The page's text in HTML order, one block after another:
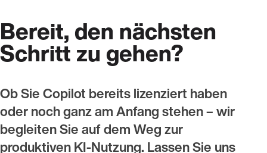
Bereit, den nächsten
Schritt zu gehen?
Ob Sie Copilot bereits lizenziert haben
oder noch ganz am Anfang stehen – wir
begleiten Sie auf dem Weg zur
produktiven KI-Nutzung. Lassen Sie uns